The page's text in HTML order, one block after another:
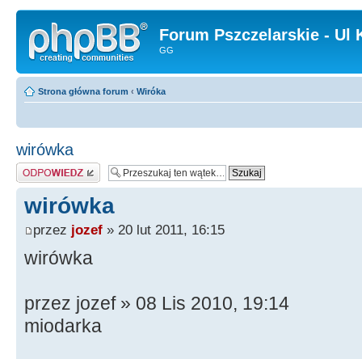
Forum Pszczelarskie - Ul
GG
Strona główna forum ‹ Wiróka
wirówka
Odpowiedz
wirówka
przez jozef » 20 lut 2011, 16:15
wirówka
przez jozef » 08 Lis 2010, 19:14
miodarka